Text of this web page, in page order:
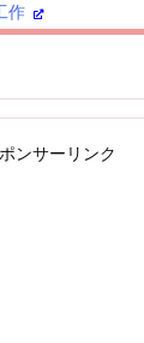
作
ンサーリンク